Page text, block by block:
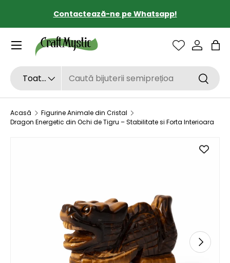
SARI LA CONȚINUT
Contactează-ne pe Whatsapp!
Căutare
Tipul de produs
Toate
Sac
Acasă
Figurine Animale din Cristal
Dragon Energetic din Ochi de Tigru – Stabilitate si Forta Interioara